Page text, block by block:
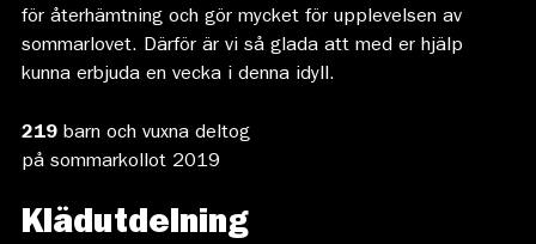
för återhämtning och gör mycket för upplevelsen av
sommarlovet. Därför är vi så glada att med er hjälp
kunna erbjuda en vecka i denna idyll.
219 barn och vuxna deltog
på sommarkollot 2019
Klädutdelning